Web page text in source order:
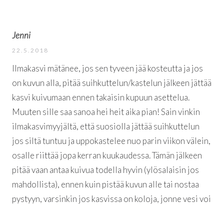
Jenni
22.5.2018
Ilmakasvi mätänee, jos sen tyveen jää kosteutta ja jos
on kuvun alla, pitää suihkuttelun/kastelun jälkeen jättää
kasvi kuivumaan ennen takaisin kupuun asettelua.
Muuten sille saa sanoa hei heit aika pian! Sain vinkin
ilmakasvimyyjältä, että suosiolla jättää suihkuttelun
jos siltä tuntuu ja uppokastelee nuo parin viikon välein,
osalle riittää jopa kerran kuukaudessa. Tämän jälkeen
pitää vaan antaa kuivua todella hyvin (ylösalaisin jos
mahdollista), ennen kuin pistää kuvun alle tai nostaa
pystyyn, varsinkin jos kasvissa on koloja, jonne vesi voi